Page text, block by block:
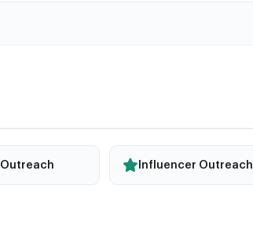
et la proposition.
Influencer Outreach